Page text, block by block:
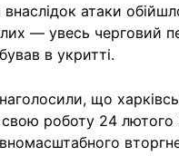
атаки
— увесь черговий
в укритті.
що
роботу 24 лютого